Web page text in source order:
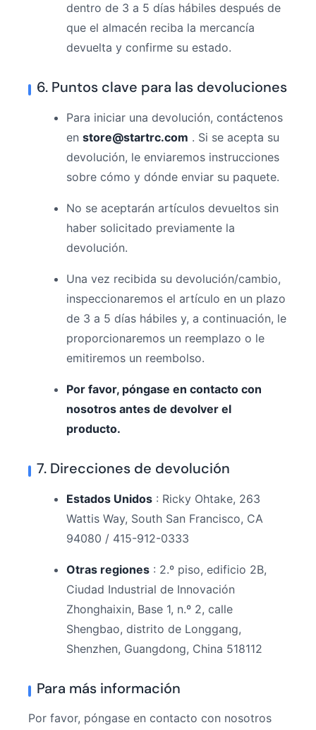
dentro de 3 a 5 días hábiles después de
que el almacén reciba la mercancía
devuelta y confirme su estado.
6. Puntos clave para las devoluciones
Para iniciar una devolución, contáctenos
en store@startrc.com . Si se acepta su
devolución, le enviaremos instrucciones
sobre cómo y dónde enviar su paquete.
No se aceptarán artículos devueltos sin
haber solicitado previamente la
devolución.
Una vez recibida su devolución/cambio,
inspeccionaremos el artículo en un plazo
de 3 a 5 días hábiles y, a continuación, le
proporcionaremos un reemplazo o le
emitiremos un reembolso.
Por favor, póngase en contacto con
nosotros antes de devolver el
producto.
7. Direcciones de devolución
Estados Unidos : Ricky Ohtake, 263
Wattis Way, South San Francisco, CA
94080 / 415-912-0333
Otras regiones : 2.º piso, edificio 2B,
Ciudad Industrial de Innovación
Zhonghaixin, Base 1, n.º 2, calle
Shengbao, distrito de Longgang,
Shenzhen, Guangdong, China 518112
Para más información
Por favor, póngase en contacto con nosotros